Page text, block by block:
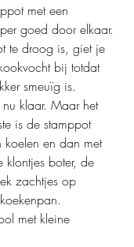
met een
goed door elkaar.
te droog is, giet je
bij totdat
smeuïg is.
klaar. Maar het
is de stamppot
koelen en dan met
klontjes boter, de
zachtjes op
met kleine